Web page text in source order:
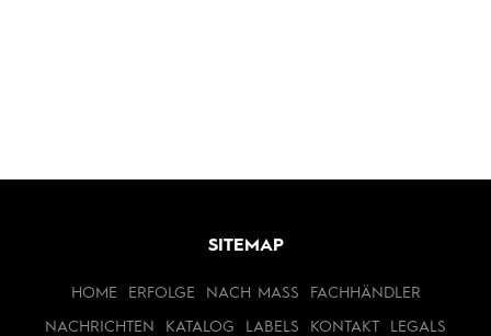
SITEMAP
HOME ERFOLGE NACH MASS FACHHÄNDLER
NACHRICHTEN KATALOG LABELS KONTAKT LEGALS